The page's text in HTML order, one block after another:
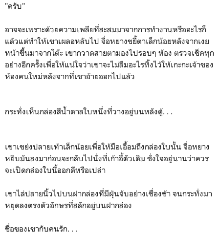
"ครับ"
อาจจะเพราะด้วยความเพลียที่สะสมมาจากการทำงานหรืออะไรก็
แล้วแต่ทำให้เขาเผลอหลับไป จื่อหยางขยี้ตาเล็กน้อยหลังจากเงย
หน้าขึ้นมาจากโต๊ะ เขากวาดสายตามองไปรอบๆ ห้อง ตรวจเช็คทุก
อย่างอีกครั้งเพื่อให้แน่ใจว่าเขาจะไม่ลืมอะไรทิ้งไว้ให้เกะกะเจ้าของ
ห้องคนใหม่หลังจากที่เขาย้ายออกไปแล้ว
กระทั่งเห็นกล่องสีน้ำตาลใบหนึ่งที่วางอยู่บนหลังตู้. . .
เขาเขย่งปลายเท้าเล็กน้อยเพื่อให้มือเอื้อมถึงกล่องใบนั้น จื่อหยาง
หยิบมันลงมาก่อนจะกลับไปนั่งที่เก้าอี้ตัวเดิม ชั่งใจอยู่นานว่าควร
จะเปิดกล่องใบนี้ออกดีหรือเปล่า
เขาไล่ปลายนิ้วไปบนฝากล่องที่มีฝุ่นจับอย่างเชื่องช้า จนกระทั่งมา
หยุดลงตรงตัวอักษรที่สลักอยู่บนฝากล่อง
ชื่อของเขากับคนรัก. . .